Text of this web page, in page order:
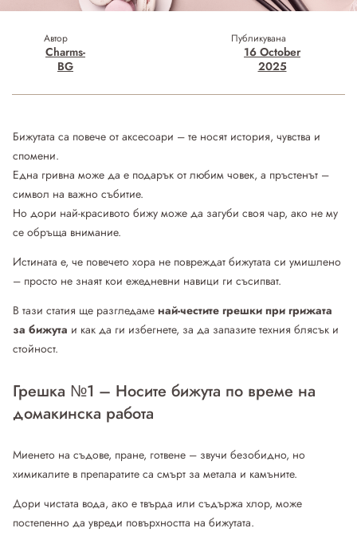
Автор
Charms-
BG
Публикувана
16 October
2025
Бижутата са повече от аксесоари – те носят история, чувства и
спомени.
Една гривна може да е подарък от любим човек, а пръстенът –
символ на важно събитие.
Но дори най-красивото бижу може да загуби своя чар, ако не му
се обръща внимание.
Истината е, че повечето хора не повреждат бижутата си умишлено
– просто не знаят кои ежедневни навици ги съсипват.
В тази статия ще разгледаме най-честите грешки при грижата
за бижута и как да ги избегнете, за да запазите техния блясък и
стойност.
Грешка №1 – Носите бижута по време на
домакинска работа
Миенето на съдове, пране, готвене – звучи безобидно, но
химикалите в препаратите са смърт за метала и камъните.
Дори чистата вода, ако е твърда или съдържа хлор, може
постепенно да увреди повърхността на бижутата.